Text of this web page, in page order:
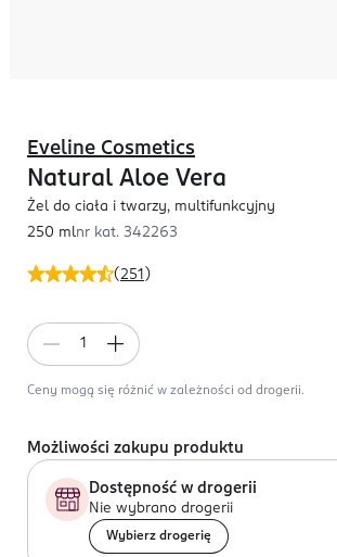
(251 )
Eveline Cosmetics
Natural Aloe Vera
Żel do ciała i twarzy, multifunkcyjny
250 mlnr kat. 342263
Ceny mogą się różnić w zależności od drogerii.
Możliwości zakupu produktu
Dostępność w drogerii
Nie wybrano drogerii
Wybierz drogerię